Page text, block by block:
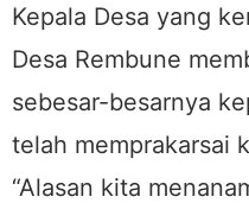
Kepala Desa yang
Desa Rembune
sebesar-besarnya
telah memprakarsai
“Alasan kita